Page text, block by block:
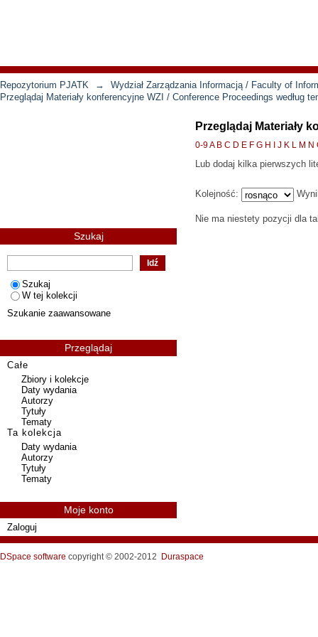
Repozytorium PJATK →
Wydział Zarządzania Informacją / Faculty of
Przeglądaj Materiały konferencyjne WZI / Conference Proceedings według
Przeglądaj Materiały
0-9A B C D E F G H J K L M N
Lub dodaj kilka pierwszych
Kolejność:
Nie ma niestety pozycji dla
Szukaj
Szukaj
W tej kolekcji
Szukanie zaawansowane
Przeglądaj
Całe
Zbiory i kolekcje
Daty wydania
Autorzy
Tytuły
Tematy
Ta kolekcja
Daty wydania
Autorzy
Tytuły
Tematy
Moje konto
Zaloguj
DSpace software copyright © 2002-2012 Duraspace